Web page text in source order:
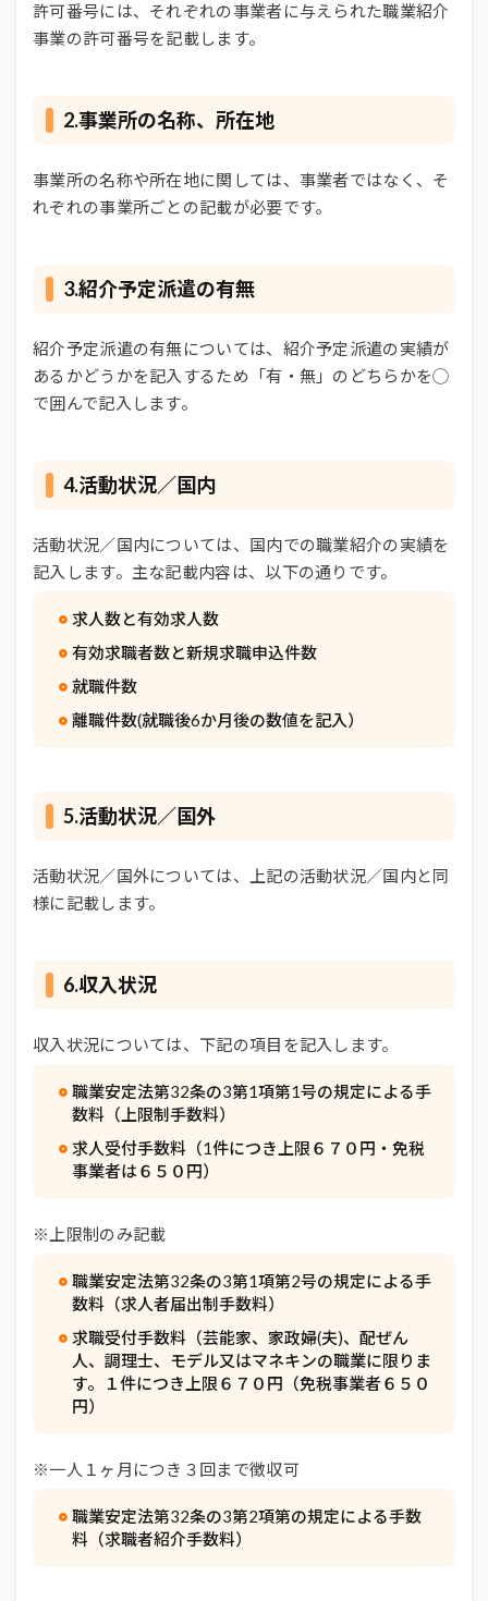
許可番号には、それぞれの事業者に与えられた職業紹介
事業の許可番号を記載します。
2.事業所の名称、所在地
事業所の名称や所在地に関しては、事業者ではなく、そ
れぞれの事業所ごとの記載が必要です。
3.紹介予定派遣の有無
紹介予定派遣の有無については、紹介予定派遣の実績が
あるかどうかを記入するため「有・無」のどちらかを◯
で囲んで記入します。
4.活動状況／国内
活動状況／国内については、国内での職業紹介の実績を
記入します。主な記載内容は、以下の通りです。
求人数と有効求人数
有効求職者数と新規求職申込件数
就職件数
離職件数(就職後6か月後の数値を記入）
5.活動状況／国外
活動状況／国外については、上記の活動状況／国内と同
様に記載します。
6.収入状況
収入状況については、下記の項目を記入します。
職業安定法第32条の3第1項第1号の規定による手
数料（上限制手数料）
求人受付手数料（1件につき上限６７０円・免税
事業者は６５０円）
※上限制のみ記載
職業安定法第32条の3第1項第2号の規定による手
数料（求人者届出制手数料）
求職受付手数料（芸能家、家政婦(夫)、配ぜん
人、調理士、モデル又はマネキンの職業に限りま
す。１件につき上限６７０円（免税事業者６５０
円）
※一人１ヶ月につき３回まで徴収可
職業安定法第32条の3第2項第の規定による手数
料（求職者紹介手数料）